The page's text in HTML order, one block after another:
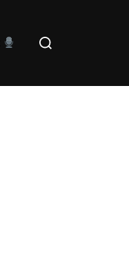
Buscar: